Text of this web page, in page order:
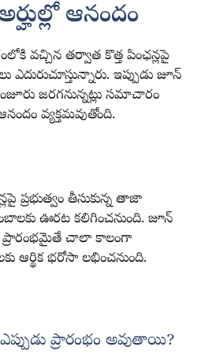
ఆనందం
వచ్చిన తర్వాత కొత్త పింఛన్లపై
ఎదురుచూస్తున్నారు. ఇప్పుడు జూన్
జరగనున్నట్లు సమాచారం
వ్యక్తమవుతోంది.
ప్రభుత్వం తీసుకున్న తాజా
ఊరట కలిగించనుంది. జూన్
ప్రారంభమైతే చాలా కాలంగా
ఆర్థిక భరోసా లభించనుంది.
ఎప్పుడు ప్రారంభం అవుతాయి?